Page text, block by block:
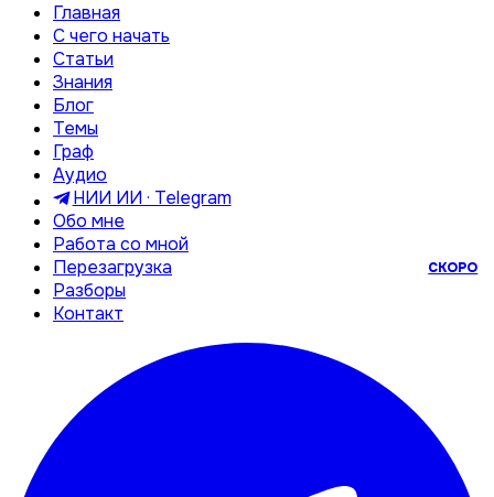
Главная
С чего начать
Статьи
Знания
Блог
Темы
Граф
Аудио
НИИ ИИ · Telegram
Обо мне
Работа со мной
Перезагрузка
СКОРО
Разборы
Контакт